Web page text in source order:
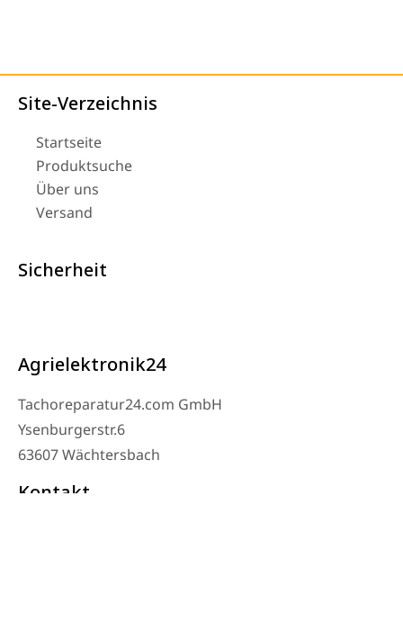
Site-Verzeichnis
Startseite
Produktsuche
Über uns
Versand
Sicherheit
Agrielektronik24
Tachoreparatur24.com GmbH
Ysenburgerstr.6
63607 Wächtersbach
Kontakt